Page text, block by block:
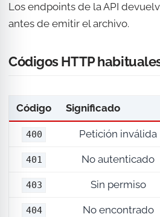
Los endpoints de la API
antes de emitir el archivo.
Códigos HTTP
Código Significado
400 Petición inválida
401 No autenticado
403 Sin permiso
404 No encontrado